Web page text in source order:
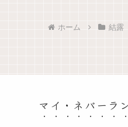
ホーム 結露
マイ・ネバーラ